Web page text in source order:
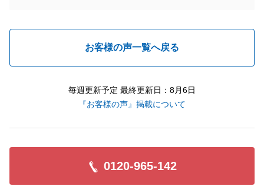
お客様の声一覧へ戻る
毎週更新予定 最終更新日：8月6日
『お客様の声』掲載について
0120-965-142